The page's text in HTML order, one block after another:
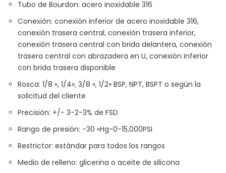
Tubo de Bourdon: acero inoxidable 316
Conexión: conexión inferior de acero inoxidable 316,
conexión trasera central, conexión trasera inferior,
conexión trasera central con brida delantera, conexión
trasera central con abrazadera en U, conexión inferior
con brida trasera disponible
Rosca: 1/8 «, 1/4», 3/8 «, 1/2» BSP, NPT, BSPT o según la
solicitud del cliente
Precisión: +/- 3-2-3% de FSD
Rango de presión: -30 «Hg-0-15,000PSI
Restrictor: estándar para todos los rangos
Medio de relleno: glicerina o aceite de silicona